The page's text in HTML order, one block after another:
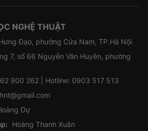
NGHỆ THUẬT
Đạo, phường Cửa Nam, TP.Hà Nội
7, số 66 Nguyễn Văn Huyên, phường
900 262 | Hotline: 0903 517 513
Dự
Hoàng Thanh Xuân